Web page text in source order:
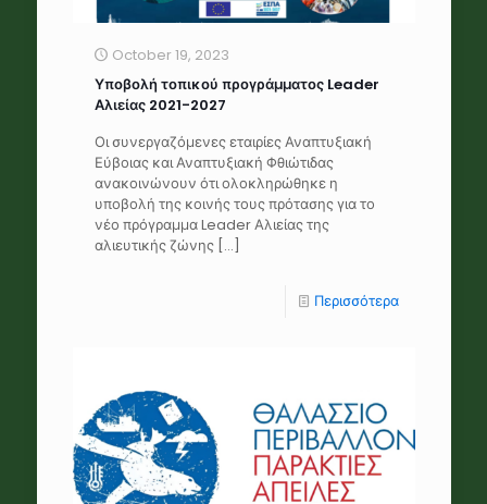
October 19, 2023
Υποβολή τοπικού προγράμματος Leader
Αλιείας 2021-2027
Οι συνεργαζόμενες εταιρίες Αναπτυξιακή
Εύβοιας και Αναπτυξιακή Φθιώτιδας
ανακοινώνουν ότι ολοκληρώθηκε η
υποβολή της κοινής τους πρότασης για το
νέο πρόγραμμα Leader Αλιείας της
αλιευτικής ζώνης[…]
Περισσότερα